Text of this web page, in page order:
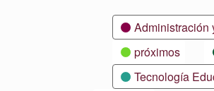
CategoríasAdministración
próximos
Tecnología